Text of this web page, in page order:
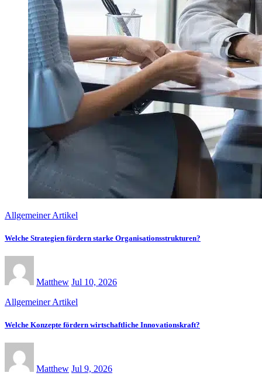
Allgemeiner Artikel
Welche Strategien fördern starke Organisationsstrukturen?
Matthew Jul 10, 2026
Allgemeiner Artikel
Welche Konzepte fördern wirtschaftliche Innovationskraft?
Matthew Jul 9, 2026